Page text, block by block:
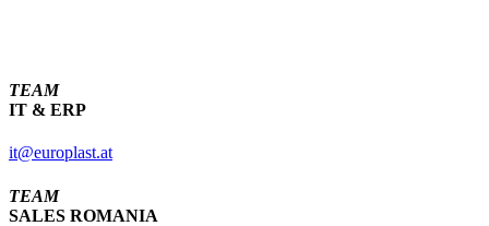
TEAM
IT & ERP
it@europlast.at
TEAM
SALES ROMANIA